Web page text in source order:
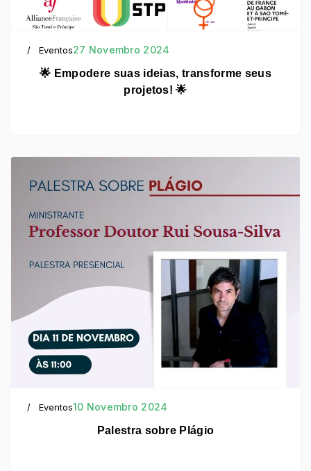
🌟 Empodere suas ideias, transforme seus
projetos! 🌟
Eventos27 Novembro 2024
Palestra sobre Plágio
Eventos10 Novembro 2024